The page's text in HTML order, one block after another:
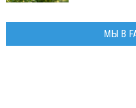
МЫ В